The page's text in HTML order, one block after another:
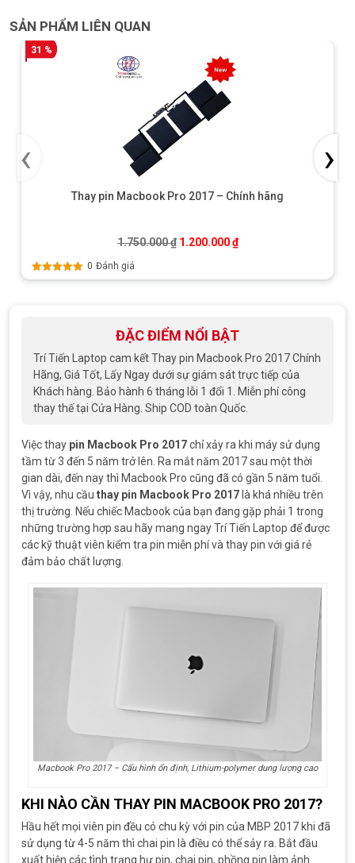
SẢN PHẨM LIÊN QUAN
31 %
Thay pin Macbook Pro 2017 – Chính hãng
1.750.000₫ Giá gốc là: 1.750.000 ₫.
1.200.000₫Giá hiện tại là:
Được xếp
0 Đánh giá
‹ ›
ĐẶC ĐIỂM NỔI BẬT
Trí Tiến Laptop cam kết Thay pin Macbook Pro 2017 Chính
Hãng, Giá Tốt, Lấy Ngay dưới sự giám sát trực tiếp của
Khách hàng. Bảo hành 6 tháng lỗi 1 đổi 1. Miễn phí công
thay thế tại Cửa Hàng. Ship COD toàn Quốc.
Việc thay pin Macbook Pro 2017chỉ xảy ra khi máy sử dụng
tầm từ 3 đến 5 năm trở lên. Ra mắt năm 2017 sau một thời
gian dài, đến nay thì Macbook Pro cũng đã có gần 5 năm tuổi.
Vì vậy, nhu cầu thay pin Macbook Pro 2017 là khá nhiều trên
thị trường. Nếu chiếc Macbook của bạn đang gặp phải 1 trong
những trường hợp sau hãy mang ngay Trí Tiến Laptop để được
các kỹ thuật viên kiểm tra pin miễn phí và thay pin với giá rẻ
đảm bảo chất lượng.
Macbook Pro 2017 – Cấu hình ổn định, Lithium-polymer dung lượng cao
KHI NÀO CẦN THAY PIN MACBOOK PRO 2017?
Hầu hết mọi viên pin đều có chu kỳ với pin của MBP 2017 khi đã
sử dụng từ 4-5 năm thì chai pin là điều có thể sảy ra. Bắt đầu
xuất hiện các tình trạng hư pin, chai pin, phồng pin làm ảnh